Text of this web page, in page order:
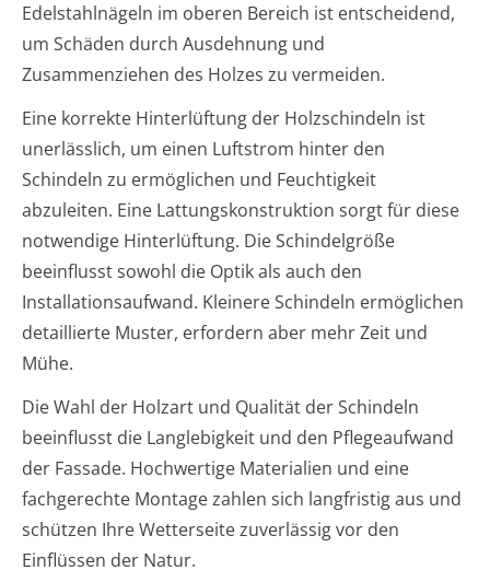
Edelstahlnägeln im oberen Bereich ist entscheidend,
um Schäden durch Ausdehnung und
Zusammenziehen des Holzes zu vermeiden.
Eine korrekte Hinterlüftung der Holzschindeln ist
unerlässlich, um einen Luftstrom hinter den
Schindeln zu ermöglichen und Feuchtigkeit
abzuleiten. Eine Lattungskonstruktion sorgt für diese
notwendige Hinterlüftung. Die Schindelgröße
beeinflusst sowohl die Optik als auch den
Installationsaufwand. Kleinere Schindeln ermöglichen
detaillierte Muster, erfordern aber mehr Zeit und
Mühe.
Die Wahl der Holzart und Qualität der Schindeln
beeinflusst die Langlebigkeit und den Pflegeaufwand
der Fassade. Hochwertige Materialien und eine
fachgerechte Montage zahlen sich langfristig aus und
schützen Ihre Wetterseite zuverlässig vor den
Einflüssen der Natur.